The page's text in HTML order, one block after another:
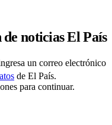
noticias El País
un correo electrónico
de El País.
para continuar.